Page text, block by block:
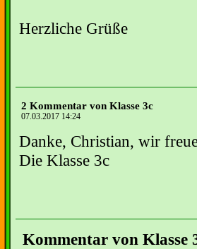
Herzliche Grüße
2 Kommentar von Klasse 3c
07.03.2017 14:24
Danke, Christian, wir
Die Klasse 3c
Kommentar von Klasse